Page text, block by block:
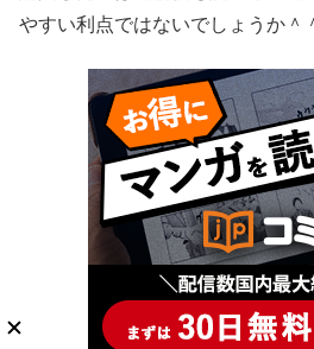
やすい利点ではないでしょうか＾